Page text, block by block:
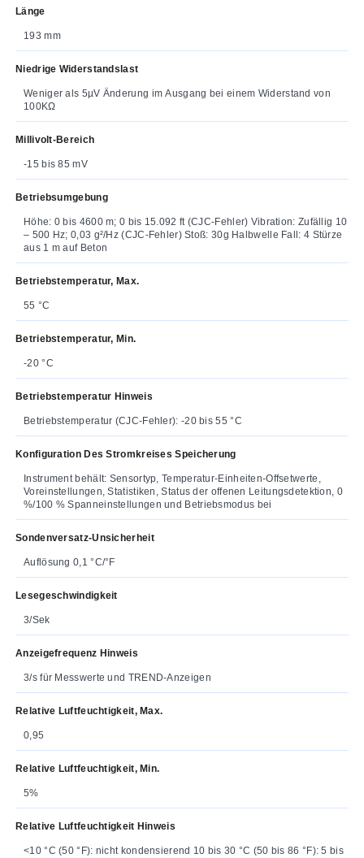
Länge
193 mm
Niedrige Widerstandslast
Weniger als 5µV Änderung im Ausgang bei einem Widerstand von
100KΩ
Millivolt-Bereich
-15 bis 85 mV
Betriebsumgebung
Höhe: 0 bis 4600 m; 0 bis 15.092 ft (CJC-Fehler) Vibration: Zufällig 10
– 500 Hz; 0,03 g²/Hz (CJC-Fehler) Stoß: 30g Halbwelle Fall: 4 Stürze
aus 1 m auf Beton
Betriebstemperatur, Max.
55 °C
Betriebstemperatur, Min.
-20 °C
Betriebstemperatur Hinweis
Betriebstemperatur (CJC-Fehler): -20 bis 55 °C
Konfiguration Des Stromkreises Speicherung
Instrument behält: Sensortyp, Temperatur-Einheiten-Offsetwerte,
Voreinstellungen, Statistiken, Status der offenen Leitungsdetektion, 0
%/100 % Spanneinstellungen und Betriebsmodus bei
Sondenversatz-Unsicherheit
Auflösung 0,1 °C/°F
Lesegeschwindigkeit
3/Sek
Anzeigefrequenz Hinweis
3/s für Messwerte und TREND-Anzeigen
Relative Luftfeuchtigkeit, Max.
0,95
Relative Luftfeuchtigkeit, Min.
5%
Relative Luftfeuchtigkeit Hinweis
<10 °C (50 °F): nicht kondensierend 10 bis 30 °C (50 bis 86 °F): 5 bis